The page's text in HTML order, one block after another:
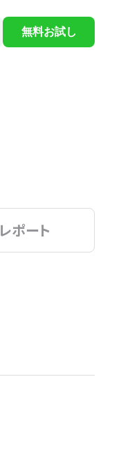
無料お試し
レポート